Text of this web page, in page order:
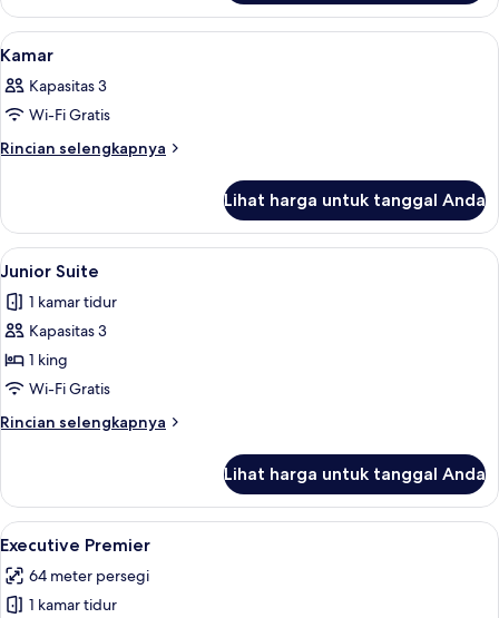
Kamar
Deluks
Lihat
semua
foto
untuk
Kamar
Minibar, brankas, setrika/meja
7
Kamar
Kapasitas 3
Wi-Fi Gratis
Rincian selengkapnya
Rincian
Kamar
Lihat harga untuk tanggal Anda
Lihat
semua
foto
untuk
Junior
Suite
Junior Suite | Minibar, brankas,
1
Junior Suite
1 kamar tidur
Kapasitas 3
1 king
Wi-Fi Gratis
Rincian selengkapnya
Rincian
Junior
Suite
Lihat harga untuk tanggal Anda
Lihat
semua
foto
untuk
Executive Premier | Minibar,
7
Executive Premier
64 meter persegi
1 kamar tidur